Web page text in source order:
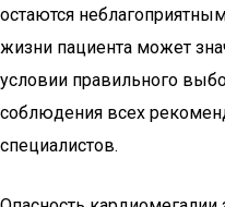
остаются
жизни пациента может
условии правильного
соблюдения всех
специалистов.